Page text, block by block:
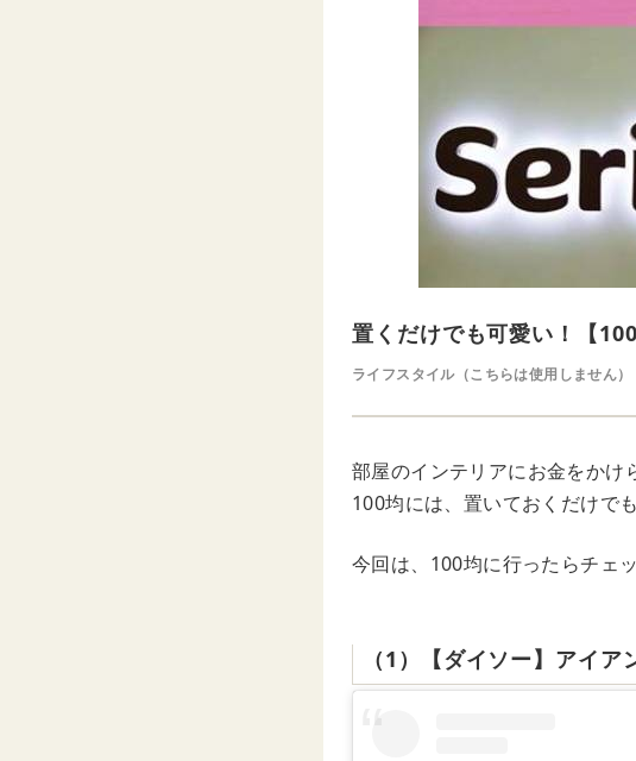
置くだけでも可愛い！【
ライフスタイル（こちらは使用しません）
部屋のインテリアにお金をかけ
100均には、置いておくだけで
今回は、100均に行ったらチェ
（1）【ダイソー】アイア